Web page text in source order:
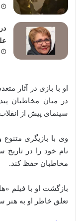
در میان مخاطبان
سینمای پیش از
وی با بازیگری
نام خود را در تاریخ
مخاطبان حفظ کند.
تعلق خاطر او به هنر